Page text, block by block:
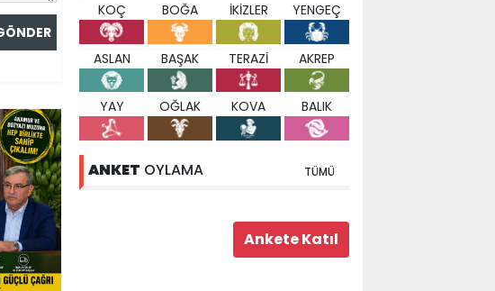
KOÇ BOĞA İKİZLER YENGEÇ
ASLAN BAŞAK TERAZİ AKREP
YAY OĞLAK KOVA BALIK
ANKET OYLAMA TÜMÜ